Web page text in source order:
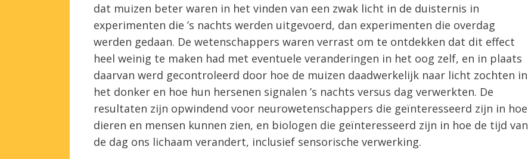
dat muizen beter waren in het vinden van een zwak licht in de duisternis in
experimenten die ’s nachts werden uitgevoerd, dan experimenten die overdag
werden gedaan. De wetenschappers waren verrast om te ontdekken dat dit effect
heel weinig te maken had met eventuele veranderingen in het oog zelf, en in plaats
daarvan werd gecontroleerd door hoe de muizen daadwerkelijk naar licht zochten in
het donker en hoe hun hersenen signalen ’s nachts versus dag verwerkten. De
resultaten zijn opwindend voor neurowetenschappers die geïnteresseerd zijn in hoe
dieren en mensen kunnen zien, en biologen die geïnteresseerd zijn in hoe de tijd van
de dag ons lichaam verandert, inclusief sensorische verwerking.